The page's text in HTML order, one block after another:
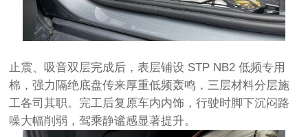
止震、吸音双层完成后，表层铺设 STP NB2 低频专用
棉，强力隔绝底盘传来厚重低频轰鸣，三层材料分层施
工各司其职。完工后复原车内内饰，行驶时脚下沉闷路
噪大幅削弱，驾乘静谧感显著提升。